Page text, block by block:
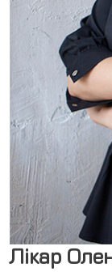
UA
EN
Лікар